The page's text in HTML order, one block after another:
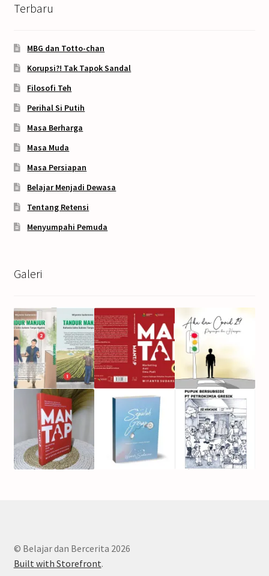
Terbaru
MBG dan Totto-chan
Korupsi?! Tak Tapok Sandal
Filosofi Teh
Perihal Si Putih
Masa Berharga
Masa Muda
Masa Persiapan
Belajar Menjadi Dewasa
Tentang Retensi
Menyumpahi Pemuda
Galeri
© Belajar dan Bercerita 2026
Built with Storefront.